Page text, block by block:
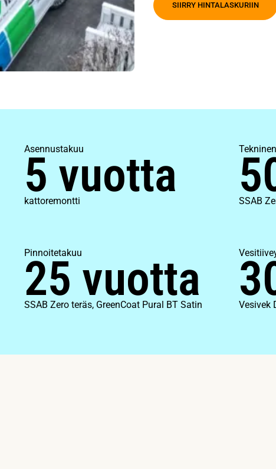
SIIRRY HINTALASKURIIN
Asennustakuu
5 vuotta
kattoremontti SSAB
Pinnoitetakuu
25 vuotta
SSAB Zero teräs, GreenCoat Pural BT Satin Vesivek